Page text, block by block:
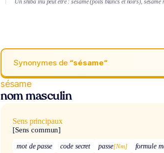
Synonymes de “sésame“
sésame
nom masculin
Sens principaux
[Sens commun]
mot de passe code secret passe[Nm] formule